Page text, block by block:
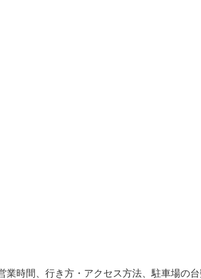
業時間、行き方・アクセス方法、駐車場の